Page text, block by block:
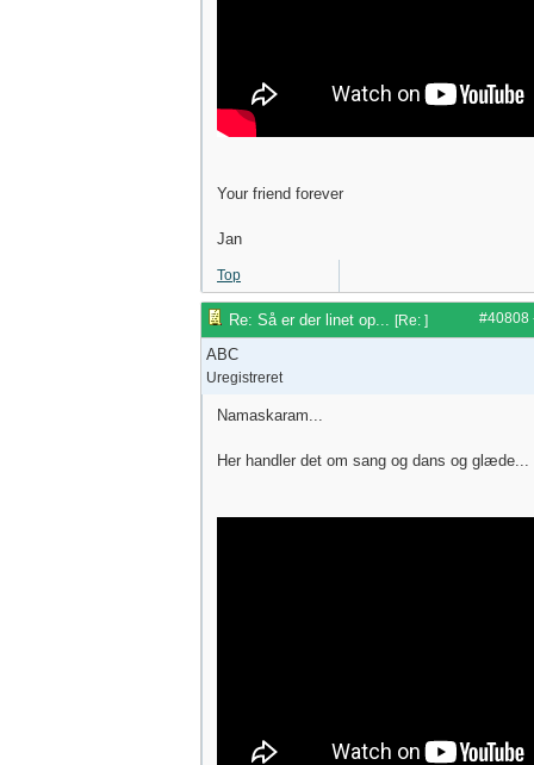
Your friend forever
Jan
Top
#40808
Re: Så er der linet op... [Re: ]
ABC
Uregistreret
Namaskaram...
Her handler det om sang og dans og glæde...